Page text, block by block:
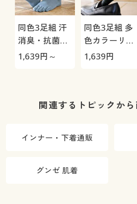
同色3足組 汗
消臭・抗菌防
臭5本指ソッ
1,639円～
同色3足組 多
色カラーリブ
ソックス/男の
1,639円
関連するトピックか
インナー・下着通販
グンゼ 肌着